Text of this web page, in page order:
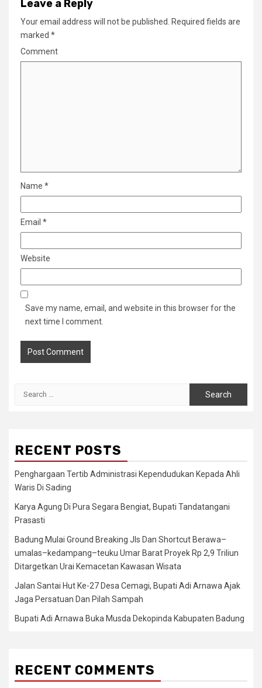
Leave a Reply
Your email address will not be published.
Required fields are
marked *
Comment
Name *
Email *
Website
Save my name, email, and website in this browser for the
next time I comment.
RECENT POSTS
Penghargaan Tertib Administrasi Kependudukan Kepada Ahli
Waris Di Sading
Karya Agung Di Pura Segara Bengiat, Bupati Tandatangani
Prasasti
Badung Mulai Ground Breaking Jls Dan Shortcut Berawa–
umalas–kedampang–teuku Umar Barat Proyek Rp 2,9 Triliun
Ditargetkan Urai Kemacetan Kawasan Wisata
Jalan Santai Hut Ke-27 Desa Cemagi, Bupati Adi Arnawa Ajak
Jaga Persatuan Dan Pilah Sampah
Bupati Adi Arnawa Buka Musda Dekopinda Kabupaten Badung
RECENT COMMENTS